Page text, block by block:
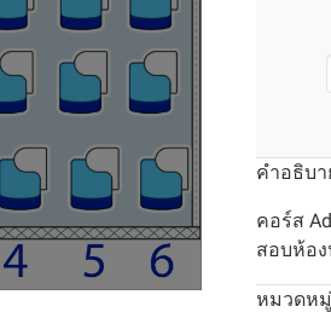
คำอธิบ
คอร์ส
สอบห้อง
หมวดห